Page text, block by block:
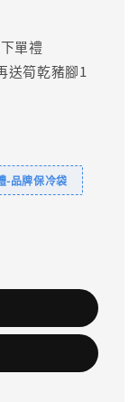
單禮
送筍乾豬腳1
-品牌保冷袋